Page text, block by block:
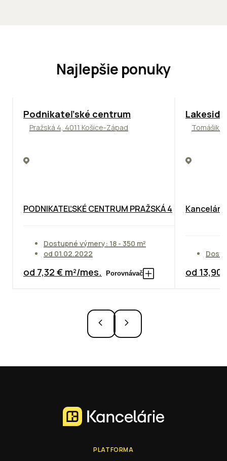
Najlepšie ponuky
ODPORÚČAME
Podnikateľské centrum
Pražská 4, 4011 Košice-Západ
PODNIKATEĽSKÉ CENTRUM PRAŽSKÁ 4
Dostupné výmery: 18 - 350 m²
od 01.02.2022
od 7,32 € m²/mes. Porovnávač od 13,90
PLATFORMA